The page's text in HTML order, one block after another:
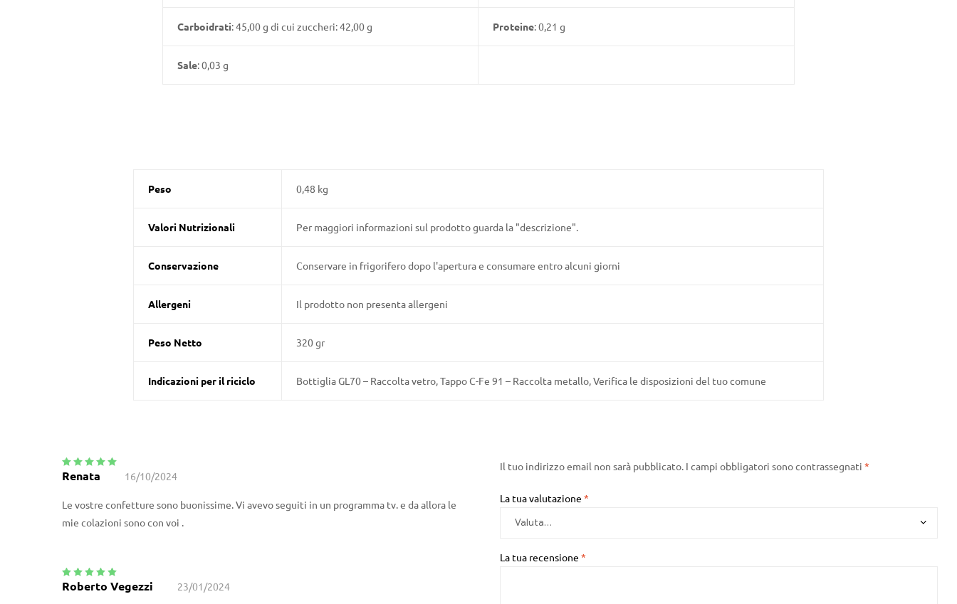
Carboidrati: 45,00 g di cui zuccheri: 42,00 g Proteine: 0,21 g
Sale: 0,03 g
Peso 0,48 kg
Valori Nutrizionali Per maggiori informazioni sul prodotto guarda la "descrizione".
Conservazione Conservare in frigorifero dopo l'apertura e consumare entro alcuni giorni
Allergeni Il prodotto non presenta allergeni
Peso Netto 320 gr
Indicazioni per il riciclo Bottiglia GL70 – Raccolta vetro, Tappo C-Fe 91 – Raccolta metallo, Verifica le disposizioni del tuo comune
Valutato5su
Renata 16/10/2024
Le vostre confetture sono buonissime. Vi avevo seguiti in un programma tv. e da allora le
mie colazioni sono con voi .
Valutato5su
5
Roberto Vegezzi 23/01/2024
Il tuo indirizzo email non sarà pubblicato. I campi obbligatori sono contrassegnati *
La tua valutazione *
La tua recensione *